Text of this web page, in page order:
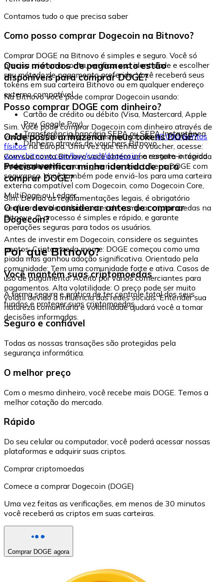
Contamos tudo o que precisa saber
Como posso comprar Dogecoin na Bitnovo?
Comprar DOGE na Bitnovo é simples e seguro. Você só
precisa criar uma conta, verificar sua identidade e escolher
seu método de pagamento preferido. Você receberá seus
tokens em sua carteira Bitnovo ou em qualquer endereço
externo compatível.
Quais métodos de pagamento estão
disponíveis para comprar DOGE?
Na Bitnovo você pode comprar Dogecoin usando:
Cartão de crédito ou débito (Visa, Mastercard, Apple
Pay, Google Pay)
Transferência bancária SEPA ou SEPA Instantânea
Dinheiro através de vouchers Bitnovo
Posso comprar DOGE com dinheiro?
Sim. Você pode comprar Dogecoin com dinheiro através de
vouchers Bitnovo, disponíveis em mais de40.000 pontos
físicosna Europa. Uma vez que tenha o voucher, acesse:
www.bitnovo.com/buy/cash/dogecoin/e resgate-o rápida
e seguramente.
Onde posso armazenar meus tokens DOGE?
Com sua conta Bitnovo você obtém uma carteira integrada
onde pode armazenar e gerenciar seus tokens DOGE com
segurança. Você também pode enviá-los para uma carteira
externa compatível com Dogecoin, como Dogecoin Core,
MultiDoge ou Ledger.
Preciso verificar minha identidade para
comprar DOGE?
Sim. Devido às regulamentações legais, é obrigatório
verificar sua identidade antes de comprar criptomoedas na
Bitnovo. O processo é simples e rápido, e garante
operações seguras para todos os usuários.
O que devo considerar antes de comprar
Dogecoin?
Antes de investir em Dogecoin, considere os seguintes
pontos: Criptomoeda meme: DOGE começou como uma
piada mas ganhou adoção significativa. Orientado pela
comunidade: Tem uma comunidade forte e ativa. Casos de
uso de pagamento: Aceito por vários comerciantes para
pagamentos. Alta volatilidade: O preço pode ser muito
volátil devido à influência das redes sociais. Entender sua
natureza comunitária e volatilidade ajudará você a tomar
decisões informadas.
Por que Bitnovo?
Você mantém suas criptomoedas
A forma segura e prática de ter controle total dos seus
fundos e proteger suas criptomoedas.
Seguro e confiável
Todas as nossas transações são protegidas pela
segurança informática.
O melhor preço
Com o mesmo dinheiro, você recebe mais DOGE. Temos a
melhor cotação do mercado.
Rápido
Do seu celular ou computador, você poderá acessar nossas
plataformas e adquirir suas criptos.
Comprar criptomoedas
Comece a comprar Dogecoin (DOGE)
Uma vez feitas as verificações, em menos de 30 minutos
você receberá as criptos em suas carteiras.
Comprar DOGE agora